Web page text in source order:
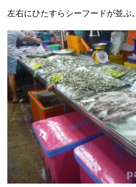
左右にひたすらシーフードが並ぶ。